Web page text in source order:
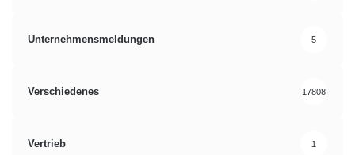
Unternehmensmeldungen 5
Verschiedenes 17808
Vertrieb 1